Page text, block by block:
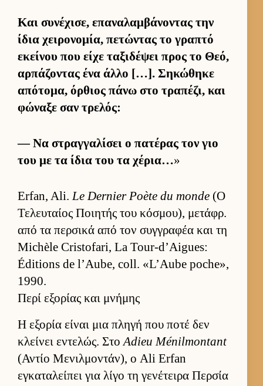
Και συνέχισε, επαναλαμ­βάνοντας την
ίδια χει­ρονομία, πετώντας το γραπτό
εκεί­νου που είχε ταξιδέψει προς το Θεό,
αρ­πάζοντας ένα άλλο […]. Σηκώθηκε
απότομα, όρ­θιος πάνω στο τραπέζι, και
φώναξε σαν τρελός:
— Να στραγ­γαλίσει ο πατέρας τον γιο
του με τα ίδια του τα χέρια…»
Erfan, Ali. Le Dernier Poète du monde (Ο
Τελευ­ταίος Ποι­ητής του κόσμου), μετάφρ.
από τα περ­σικά από τον συγ­γραφέα και τη
Michèle Cristofari, La Tour-d’Aigues:
Éditions de l’Aube, coll. «L’Aube poche»,
1990.
Περί εξορίας και μνήμης
Η εξορία εί­ναι μια πληγή που ποτέ δεν
κλεί­νει εντελώς. ΣτοAdieu Ménilmontant
(Αντίο Μενιλ­μοντάν), ο Ali Erfan
εγκαταλεί­πει για λίγο τη γενέτειρα Περ­σία